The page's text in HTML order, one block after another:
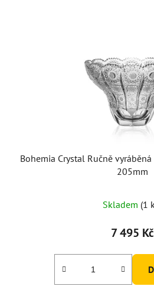
Bohemia Crystal Ručně
205mm
Skladem (1
7 495 Kč